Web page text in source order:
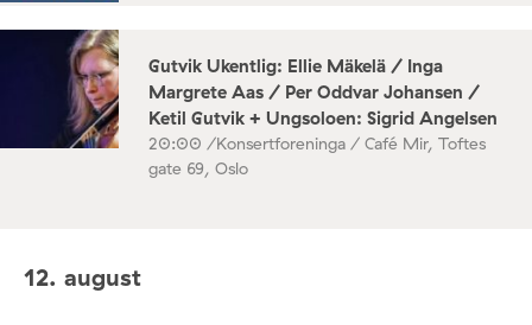
Gutvik Ukentlig: Ellie Mäkelä / Inga
Margrete Aas / Per Oddvar Johansen /
Ketil Gutvik + Ungsoloen: Sigrid Angelsen
20:00 /Konsertforeninga / Café Mir, Toftes
gate 69, Oslo
12. august